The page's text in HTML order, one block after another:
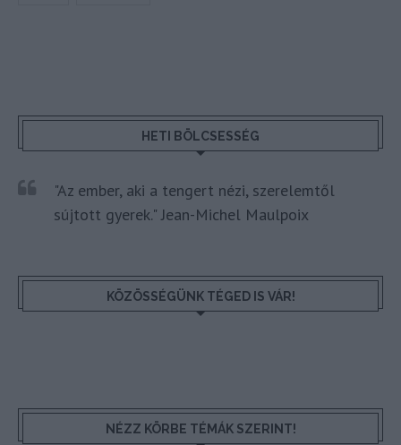
HETI BÖLCSESSÉG
"Az ember, aki a tengert nézi, szerelemtől
sújtott gyerek." Jean-Michel Maulpoix
KÖZÖSSÉGÜNK TÉGED IS VÁR!
NÉZZ KÖRBE TÉMÁK SZERINT!